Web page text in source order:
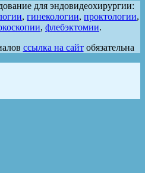
для эндовидеохирургии:
, гинекологии, проктологии,
, флебэктомии.
ссылка на сайтобязательна